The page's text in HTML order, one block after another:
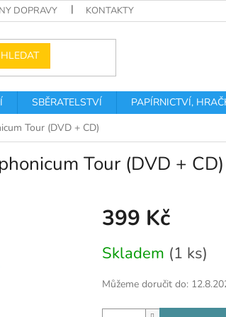
DOPRAVY KONTAKTY
HLEDAT
SBĚRATELSTVÍ PAPÍRNICTVÍ,
Tour (DVD + CD)
Tour (DVD + CD)
399 Kč
cena:
Skladem (1 ks)
Můžeme doručit do: